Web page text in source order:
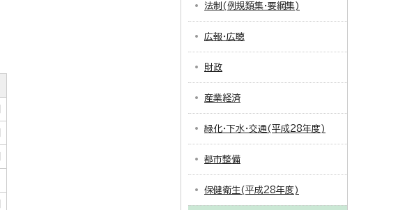
法制(例規類集・要綱集)
広報・広聴
財政
産業経済
緑化・下水・交通(平成28年度)
都市整備
保健衛生(平成28年度)